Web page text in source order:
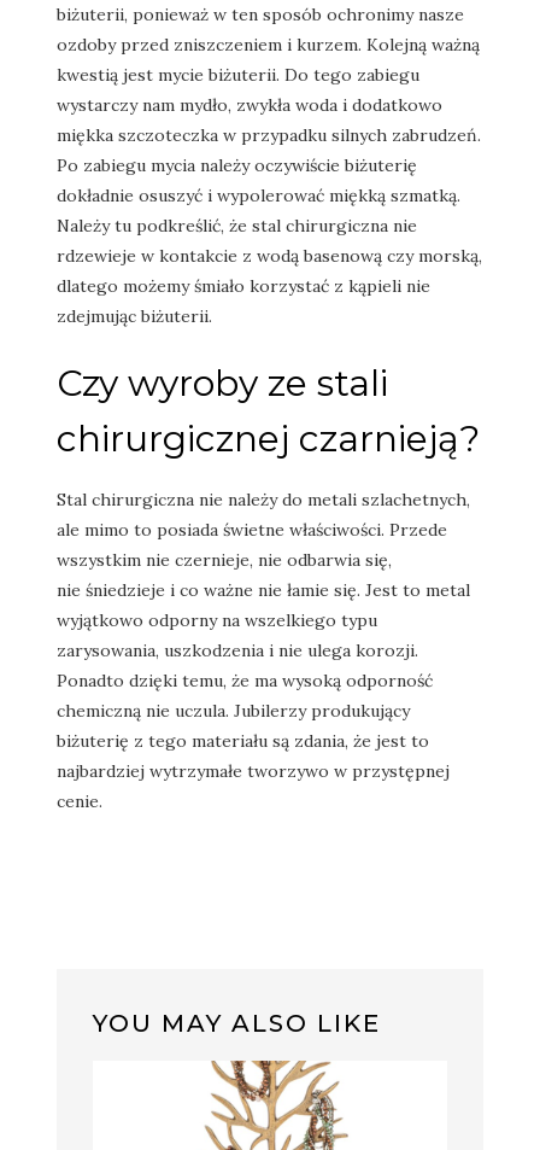
biżuterii, ponieważ w ten sposób ochronimy nasze
ozdoby przed zniszczeniem i kurzem. Kolejną ważną
kwestią jest mycie biżuterii. Do tego zabiegu
wystarczy nam mydło, zwykła woda i dodatkowo
miękka szczoteczka w przypadku silnych zabrudzeń.
Po zabiegu mycia należy oczywiście biżuterię
dokładnie osuszyć i wypolerować miękką szmatką.
Należy tu podkreślić, że stal chirurgiczna nie
rdzewieje w kontakcie z wodą basenową czy morską,
dlatego możemy śmiało korzystać z kąpieli nie
zdejmując biżuterii.
Czy wyroby ze stali
chirurgicznej czarnieją?
Stal chirurgiczna nie należy do metali szlachetnych,
ale mimo to posiada świetne właściwości. Przede
wszystkim nie czernieje, nie odbarwia się,
nie śniedzieje i co ważne nie łamie się. Jest to metal
wyjątkowo odporny na wszelkiego typu
zarysowania, uszkodzenia i nie ulega korozji.
Ponadto dzięki temu, że ma wysoką odporność
chemiczną nie uczula. Jubilerzy produkujący
biżuterię z tego materiału są zdania, że jest to
najbardziej wytrzymałe tworzywo w przystępnej
cenie.
YOU MAY ALSO LIKE